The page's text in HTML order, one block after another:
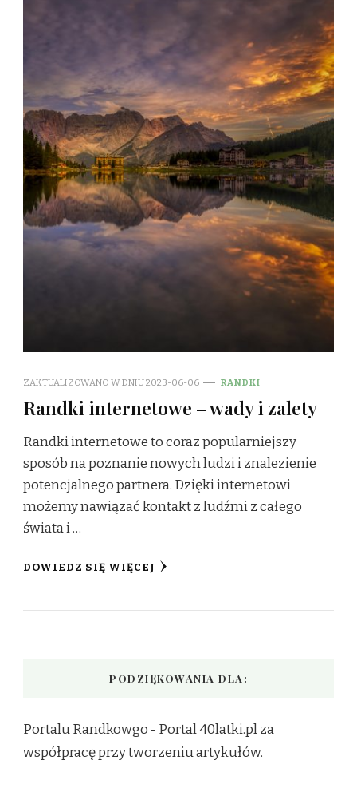
ZAKTUALIZOWANO W DNIU2023-06-06 RANDKI
Randki internetowe – wady i zalety
Randki internetowe to coraz popularniejszy
sposób na poznanie nowych ludzi i znalezienie
potencjalnego partnera. Dzięki internetowi
możemy nawiązać kontakt z ludźmi z całego
świata i …
DOWIEDZ SIĘ WIĘCEJ
PODZIĘKOWANIA DLA:
Portalu Randkowgo - Portal 40latki.plza
współpracę przy tworzeniu artykułów.